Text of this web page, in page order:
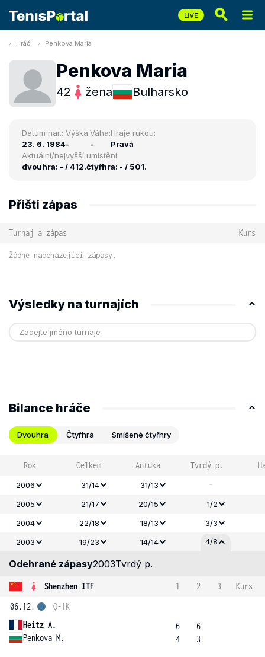
Hráči Penkova Maria
Penkova Maria
42 žena Bulharsko
Datum nar.:
23. 6. 1984
Výška:
-
Váha:
-
Hraje rukou:
Pravá
Aktuální/nejvyšší umístění:
dvouhra: - / 412.čtyřhra: - / 501.
Příští zápas
Turnaj a zápas Kurs
Žádné nadcházející zápasy.
Výsledky na turnajích
Bilance hráče
Dvouhra Čtyřhra Smíšené čtyřhry
Rok Celkem Antuka Tvrdý p.
2006 31/14 31/13 -
2005 21/17 20/15
1/2
2004
22/18 18/13
3/3
2003
19/23 14/14 4/8
Odehrané zápasy2003Tvrdý p.
Shenzhen ITF 1 2 3
Kurs
06.12.
Heitz A.
Penkova M.
Q-1K
6
4
6
3